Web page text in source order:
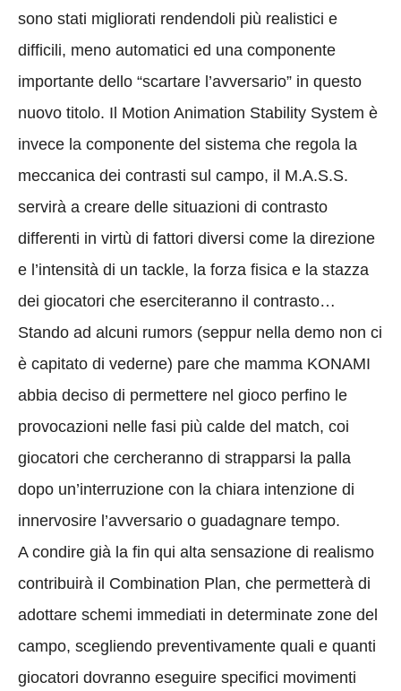
sono stati migliorati rendendoli più realistici e
difficili, meno automatici ed una componente
importante dello “scartare l’avversario” in questo
nuovo titolo. Il Motion Animation Stability System è
invece la componente del sistema che regola la
meccanica dei contrasti sul campo, il M.A.S.S.
servirà a creare delle situazioni di contrasto
differenti in virtù di fattori diversi come la direzione
e l’intensità di un tackle, la forza fisica e la stazza
dei giocatori che eserciteranno il contrasto…
Stando ad alcuni rumors (seppur nella demo non ci
è capitato di vederne) pare che mamma KONAMI
abbia deciso di permettere nel gioco perfino le
provocazioni nelle fasi più calde del match, coi
giocatori che cercheranno di strapparsi la palla
dopo un’interruzione con la chiara intenzione di
innervosire l’avversario o guadagnare tempo.
A condire già la fin qui alta sensazione di realismo
contribuirà il Combination Plan, che permetterà di
adottare schemi immediati in determinate zone del
campo, scegliendo preventivamente quali e quanti
giocatori dovranno eseguire specifici movimenti